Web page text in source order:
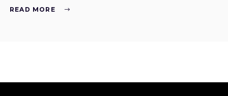
READ MORE